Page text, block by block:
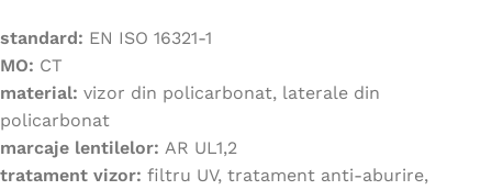
standard: EN ISO 16321-1
MO: CT
material: vizor din policarbonat, laterale din
policarbonat
marcaje lentilelor: AR UL1,2
tratament vizor: filtru UV, tratament anti-aburire,